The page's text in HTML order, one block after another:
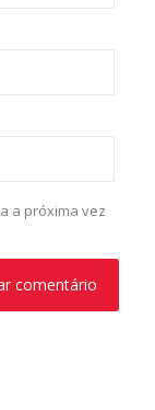
a próxima vez